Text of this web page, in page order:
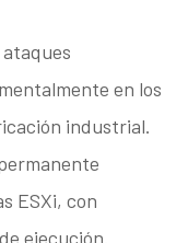
ataques
en los
industrial.
ESXi, con
ejecución.